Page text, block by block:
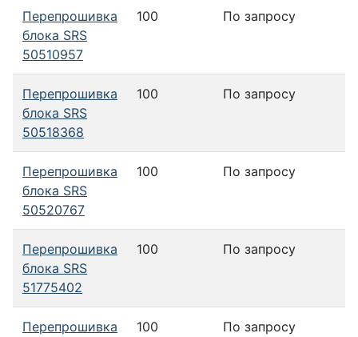
Перепрошивка
блока SRS
50510957
100 По запросу
Перепрошивка
блока SRS
50518368
100 По запросу
Перепрошивка
блока SRS
50520767
100 По запросу
Перепрошивка
блока SRS
51775402
100 По запросу
Перепрошивка
100 По запросу